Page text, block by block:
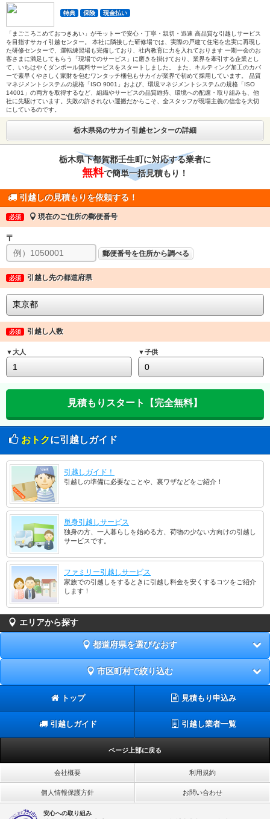
特典 保険 現金払い
「まごころこめておつきあい」がモットーで安心・丁寧・親切・迅速 高品質な引越しサービス
を目指すサカイ引越センター。 本社に隣接した研修場では、実際の戸建て住宅を忠実に再現し
た研修センターで、運転練習場も完備しており、社内教育に力を入れております 一期一会のお
客さまに満足してもらう「現場でのサービス」に磨きを掛けており、業界を牽引する企業とし
て、いちはやくダンボール無料サービスをスタートしました。 また、キルティング加工のカバ
ーで素早くやさしく家財を包むワンタッチ梱包もサカイが業界で初めて採用しています。 品質
マネジメントシステムの規格「ISO 9001」および、環境マネジメントシステムの規格「ISO
14001」の両方を取得するなど、組織やサービスの品質維持、環境への配慮・取り組みも、他
社に先駆けています。失敗の許されない運搬だからこそ、全スタッフが現場主義の信念を大切
にしているのです。
栃木県発のサカイ引越センターの詳細
栃木県下都賀郡壬生町に対応する業者に
無料で簡単一括見積もり！
引越しの見積もりを依頼する！
必須 現在のご住所の郵便番号
〒
郵便番号を住所から調べる
必須 引越し先の都道府県
必須 引越し人数
▼大人 ▼子供
おトクに引越しガイド
引越しガイド！
引越しの準備に必要なことや、裏ワザなどをご紹介！
単身引越しサービス
独身の方、一人暮らしを始める方、荷物の少ない方向けの引越し
サービスです。
ファミリー引越しサービス
家族での引越しをするときに引越し料金を安くするコツをご紹介
します！
エリアから探す
都道府県を選びなおす
市区町村で絞り込む
トップ 見積もり申込み
引越しガイド 引越し業者一覧
ページ上部に戻る
会社概要 利用規約
個人情報保護方針 お問い合わせ
安心への取り組み